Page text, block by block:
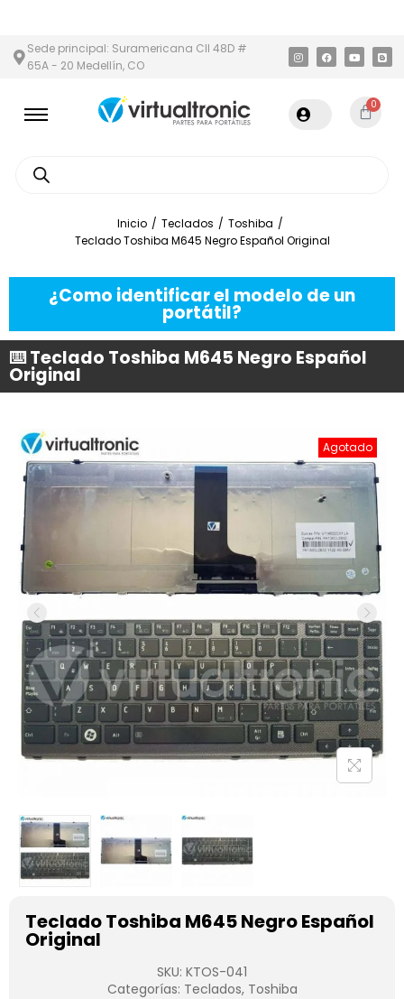
Sede principal: Suramericana Cll 48D #
65A - 20 Medellín, CO
0
Inicio / Teclados / Toshiba /
Teclado Toshiba M645 Negro Español Original
¿Como identificar el modelo de un
portátil?
⌨️ Teclado Toshiba M645 Negro Español
Original
Agotado
Teclado Toshiba M645 Negro Español
Original
SKU: KTOS-041
Categorías: Teclados, Toshiba